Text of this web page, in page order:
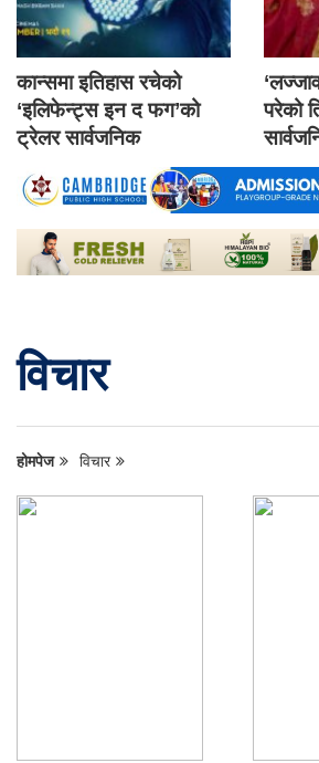
कान्समा इतिहास रचेको
‘इलिफेन्ट्स इन द फग’को
ट्रेलर सार्वजनिक
परेको
विचार
होमपेज विचार